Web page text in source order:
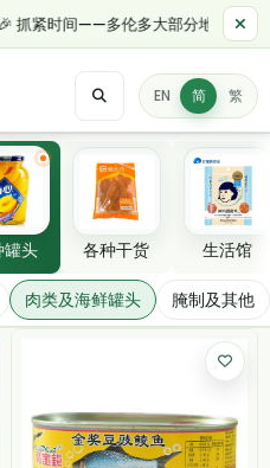
抓紧时间——多伦多大部分地区订单
EN 简 繁
罐头 各种干货 生活馆
罐头
肉类及海鲜罐头 腌制及其他